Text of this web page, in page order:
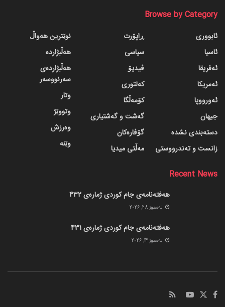
Browse by Category
ئابووری
ئاسیا
ئەفریقا
ئەمریکا
ئەورووپا
جیهان
دسته‌بندی نشده
زانست و تەندرووستی
ڕاپۆرت
سیاسی
ڤیدیۆ
کەلتوری
کۆمەڵگا
گه‌شت و گه‌شتیاری
گۆڤاره‌کان
مەڵتی میدیا
نوێترین هەواڵ
هەڵبژاردە
هەڵبژاردەی
سەرنووسەر
وتار
وتووێژ
وەرزش
وێنە
Recent News
هەفتەنامەی جام کوردی ژمارەی 432
ته‌مموز 28, 2026
هەفتەنامەی جام کوردی ژمارەی 431
ته‌مموز 14, 2026